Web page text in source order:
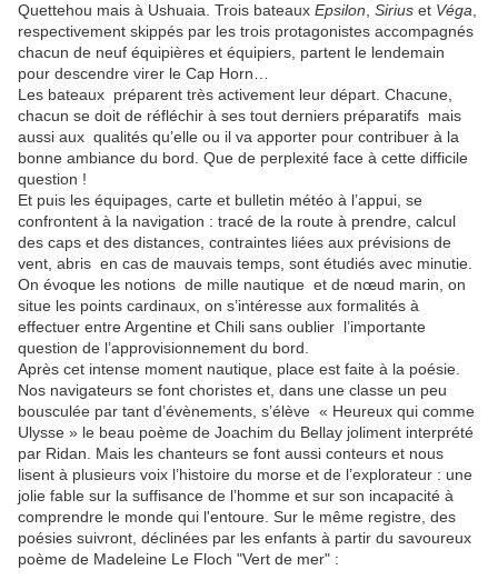
Quettehou mais à Ushuaia. Trois bateaux Epsilon Sirius et Véga
respectivement skippés par les trois protagonistes accompagnés
chacun de neuf équipières et équipiers, partent le lendemain
pour descendre virer le Cap Horn…
Les bateaux préparent très activement leur départ. Chacune,
chacun se doit de réfléchir à ses tout derniers préparatifs mais
aussi aux qualités qu’elle ou il va apporter pour contribuer à la
bonne ambiance du bord. Que de perplexité face à cette difficile
question !
Et puis les équipages, carte et bulletin météo à l’appui, se
confrontent à la navigation : tracé de la route à prendre, calcul
des caps et des distances, contraintes liées aux prévisions de
vent, abris en cas de mauvais temps, sont étudiés avec minutie.
On évoque les notions de mille nautique et de nœud marin, on
situe les points cardinaux, on s’intéresse aux formalités à
effectuer entre Argentine et Chili sans oublier l’importante
question de l’approvisionnement du bord.
Après cet intense moment nautique, place est faite à la poésie.
Nos navigateurs se font choristes et, dans une classe un peu
bousculée par tant d’évènements, s’élève « Heureux qui comme
Ulysse » le beau poème de Joachim du Bellay joliment interprété
par Ridan. Mais les chanteurs se font aussi conteurs et nous
lisent à plusieurs voix l’histoire du morse et de l’explorateur : une
jolie fable sur la suffisance de l’homme et sur son incapacité à
comprendre le monde qui l'entoure. Sur le même registre, des
poésies suivront, déclinées par les enfants à partir du savoureux
poème de Madeleine Le Floch "Vert de mer" :